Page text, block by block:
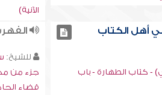
الآنية)
أهل الكتاب
- كتاب الطهارة - باب
للشيخ:
جزء من
قضاء